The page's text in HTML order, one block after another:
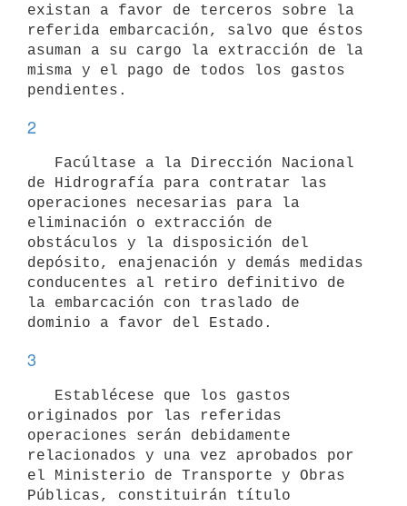
existan a favor de terceros sobre la
referida embarcación, salvo que éstos
asuman a su cargo la extracción de la
misma y el pago de todos los gastos
2
de Hidrografía para contratar las
operaciones necesarias para la
eliminación o extracción de
obstáculos y la disposición del
depósito, enajenación y demás medidas
conducentes al retiro definitivo de
la embarcación con traslado de
3
originados por las referidas
operaciones serán debidamente
relacionados y una vez aprobados por
el Ministerio de Transporte y Obras
Públicas, constituirán título